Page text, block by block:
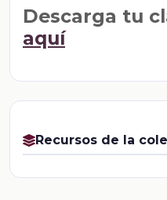
Descarga tu
aquí
Recursos de la